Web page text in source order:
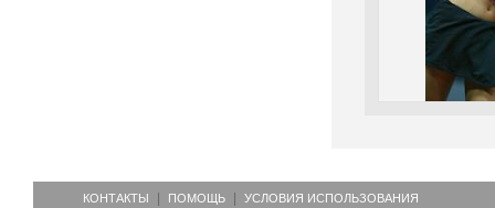
КОНТАКТЫ ПОМОЩЬ УСЛОВИЯ ИСПОЛЬЗОВАНИЯ